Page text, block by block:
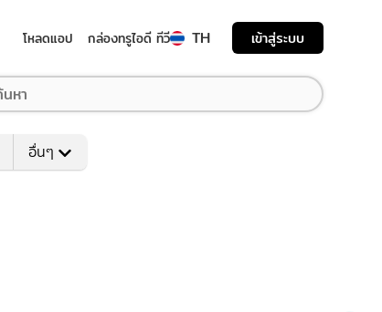
โหลดแอป กล่องทรูไอดี ทีวี TH เข้าสู่ระบบ
อื่นๆ